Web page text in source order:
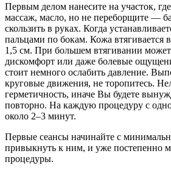
Первым делом нанесите на участок,
массаж, масло, но не переборщите —
скользить в руках. Когда
пальцами по бокам. Кожа втягивается
1,5 см. При большем втягивании может
дискомфорт или даже болевые
стоит немного ослабить давление.
круговые движения, не торопитесь.
герметичность, иначе Вы будете
повторно. На каждую процедуру с
около 2–3 минут.
Первые сеансы начинайте с
привыкнуть к ним, и уже постепенно
процедуры.